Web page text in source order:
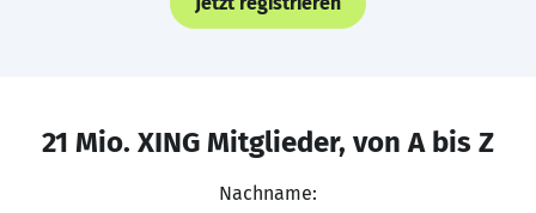
21 Mio. XING Mitglieder, von A bis Z
Nachname: